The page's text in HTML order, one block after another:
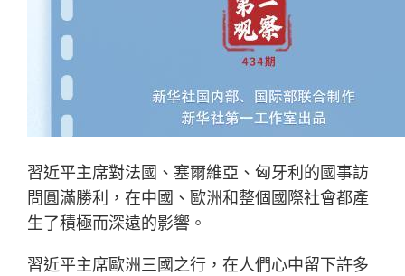
習近平主席對法國、塞爾維亞、匈牙利的國事訪
問圓滿勝利，在中國、歐洲和整個國際社會都產
生了積極而深遠的影響。
習近平主席歐洲三國之行，在人們心中留下許多